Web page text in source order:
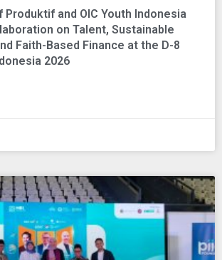
Produktif and OIC Youth Indonesia
on Talent, Sustainable
Faith-Based Finance at the D-8
2026